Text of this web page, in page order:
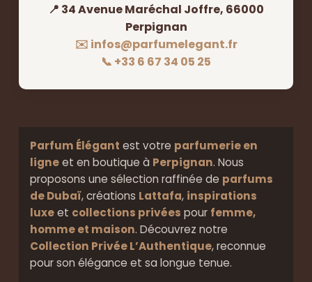
📍 34 Avenue Maréchal Joffre, 66000
Perpignan
✉️ infos@parfumelegant.fr
📞 +33 6 67 34 05 25
Parfum Élégant est votre parfumerie en
ligneet en boutique à Perpignan. Nous
proposons une sélection raffinée de parfums
de Dubaï, créations Lattafa, inspirations
luxeet collections privées pour femme,
homme et maison. Découvrez notre
Collection Privée L’Authentique, reconnue
pour son élégance et sa longue tenue.